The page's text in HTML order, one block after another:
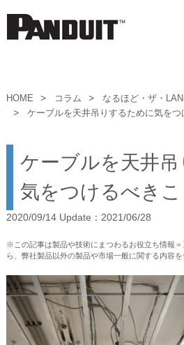
HOME コラム
なるほど・ザ・
ケーブルを天井吊りするために気をつ
ケーブルを天井
気をつけるべきこ
2020/09/14 Update：2021/06/28
※この記事は製品や技術にまつわるお役立ち情報
ら、弊社製品以外の製品や市場一般に関する内容